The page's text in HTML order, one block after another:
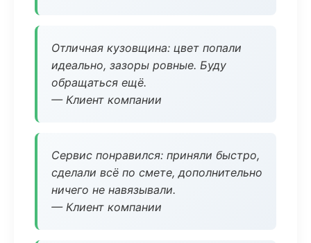
Отличная кузовщина: цвет попали
идеально, зазоры ровные. Буду
обращаться ещё.
— Клиент компании
Сервис понравился: приняли быстро,
сделали всё по смете, дополнительно
ничего не навязывали.
— Клиент компании